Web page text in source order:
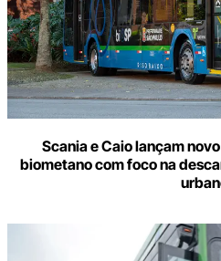
Scania e Caio lançam
biometano com foco na